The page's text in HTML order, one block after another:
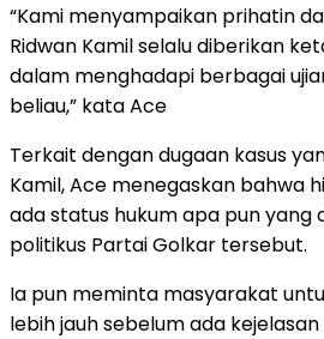
“Kami menyampaikan prihatin
Ridwan Kamil selalu diberikan
dalam menghadapi berbagai
beliau,” kata Ace
Terkait dengan dugaan kasus
Kamil, Ace menegaskan bahwa
ada status hukum apa pun yang
politikus Partai Golkar tersebut.
Ia pun meminta masyarakat
lebih jauh sebelum ada kejelasan